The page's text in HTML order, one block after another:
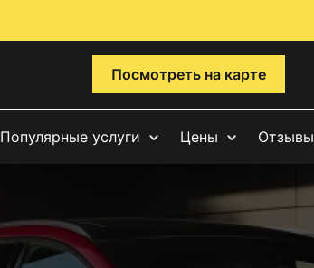
Посмотреть на карте
Популярные услуги Цены Отзывы